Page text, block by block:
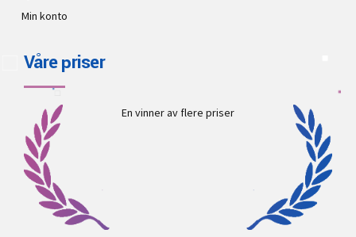
Min konto
Våre priser
En vinner av flere priser